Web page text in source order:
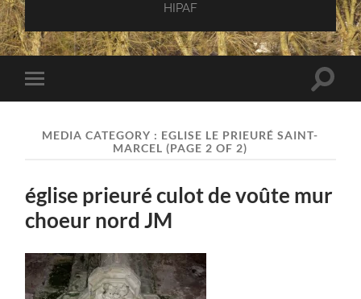
HIPAF
Toggle
mobile
Toggle
MEDIA CATEGORY : EGLISE LE PRIEURÉ SAINT-
MARCEL (PAGE 2 OF 2)
église prieuré culot de voûte mur
choeur nord JM